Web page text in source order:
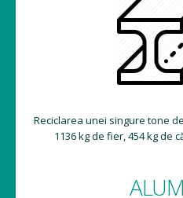
Reciclarea unei singure tone
1136 kg de fier, 454 kg de